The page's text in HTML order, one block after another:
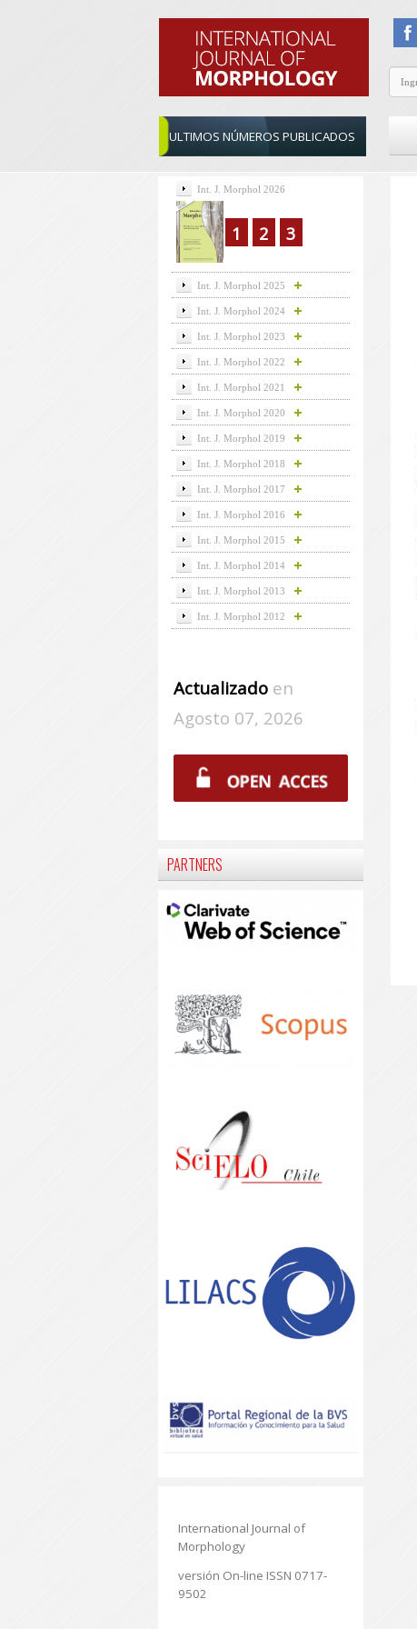
ULTIMOS NÚMEROS PUBLICADOS
Int. J. Morphol 2026
1 2 3
Int. J. Morphol 2025
Int. J. Morphol 2024
Int. J. Morphol 2023
Int. J. Morphol 2022
Int. J. Morphol 2021
Int. J. Morphol 2020
Int. J. Morphol 2019
Int. J. Morphol 2018
Int. J. Morphol 2017
Int. J. Morphol 2016
Int. J. Morphol 2015
Int. J. Morphol 2014
Int. J. Morphol 2013
Int. J. Morphol 2012
Actualizadoen
Agosto 07, 2026
PARTNERS
International Journal of
Morphology
versión On-line ISSN 0717-
9502